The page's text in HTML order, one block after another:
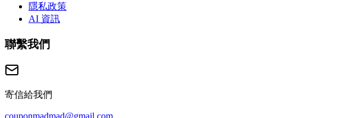
隱私政策
AI 資訊
聯繫我們
寄信給我們